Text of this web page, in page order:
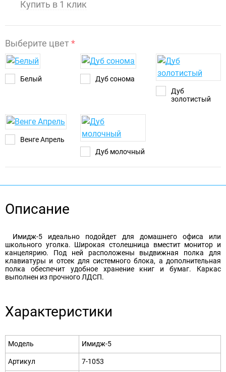
Купить в 1 клик
Выберите цвет*
Белый
Дуб сонома
Дуб
золотистый
Венге Апрель
Дуб молочный
Описание
Имидж-5 идеально подойдет для домашнего офиса или
школьного уголка. Широкая столешница вместит монитор и
канцелярию. Под ней расположены выдвижная полка для
клавиатуры и отсек для системного блока, а дополнительная
полка обеспечит удобное хранение книг и бумаг. Каркас
выполнен из прочного ЛДСП.
Характеристики
Модель Имидж-5
Артикул 7-1053